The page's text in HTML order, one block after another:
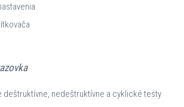
deštruktívne, nedeštruktívne a cyklické testy